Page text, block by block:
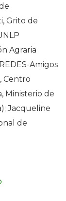
Grito de
Agraria
Amigos
Centro
Ministerio de
Jacqueline
de